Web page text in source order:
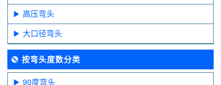
高压弯头
大口径弯头
按弯头度数分类
90度弯头